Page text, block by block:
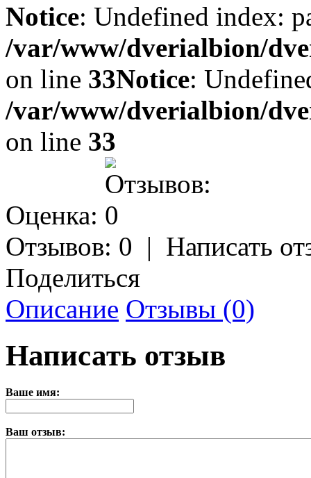
Notice: Undefined index:
/var/www/dverialbion/
on line 33Notice:
/var/www/dverialbion/
on line 33
Оценка:
Отзывов: 0 | Написать
Поделиться
Описание Отзывы (0)
Написать отзыв
Ваше имя:
Ваш отзыв: